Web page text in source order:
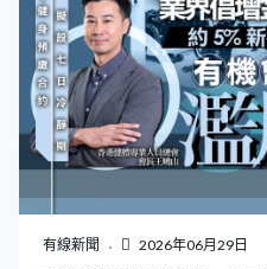
規、違紀紀錄的人士報名。
有線新聞 2026年06月29日